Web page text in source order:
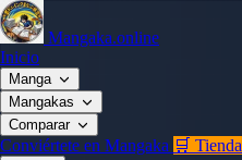
Mangaka.online
Inicio
Manga
Mangakas
Comparar
Conviértete en Mangaka 🛒 Tienda